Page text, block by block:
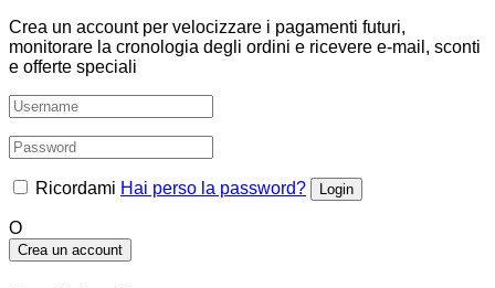
Crea un account per velocizzare i pagamenti futuri,
monitorare la cronologia degli ordini e ricevere e-mail, sconti
e offerte speciali
Ricordami Hai perso la password?
O
Crea un account